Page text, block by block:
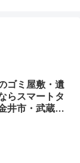
ゴミ屋敷・遺
らスマートタ
井市・武蔵野